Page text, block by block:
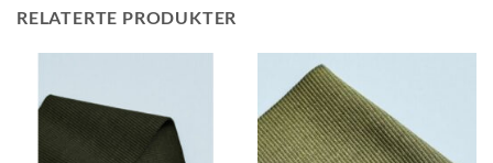
RELATERTE PRODUKTER